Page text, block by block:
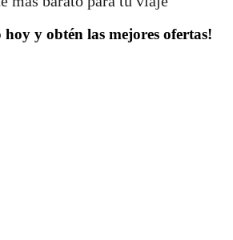
hoy y obtén las mejores ofertas!